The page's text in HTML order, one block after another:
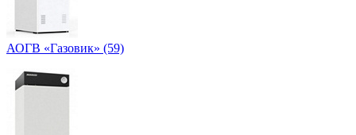
АОГВ «Газовик» (59)